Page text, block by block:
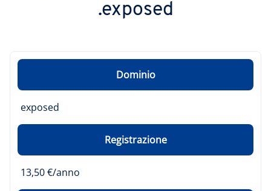
.exposed
Dominio
exposed
Registrazione
13,50 €/anno